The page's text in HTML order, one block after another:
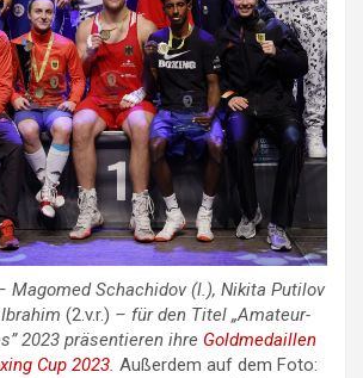
Magomed Schachidov (l.), Nikita Putilov
(2.v.r.) – für den Titel „Amateur-
2023 präsentieren ihre Goldmedaillen
Cup 2023. Außerdem auf dem Foto: